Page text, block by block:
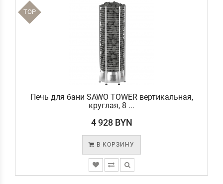
TOP
Печь для бани SAWO TOWER вертикальная,
круглая, 8 ...
4 928 BYN
В КОРЗИНУ